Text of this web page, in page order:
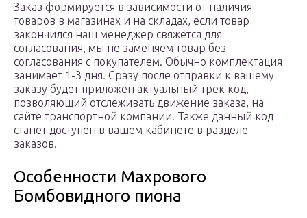
Заказ формируется в зависимости от наличия
товаров в магазинах и на складах, если товар
закончился наш менеджер свяжется для
согласования, мы не заменяем товар без
согласования с покупателем. Обычно комплектация
занимает 1-3 дня. Сразу после отправки к вашему
заказу будет приложен актуальный трек код,
позволяющий отслеживать движение заказа, на
сайте транспортной компании. Также данный код
станет доступен в вашем кабинете в разделе
заказов.
Особенности Махрового
Бомбовидного пиона